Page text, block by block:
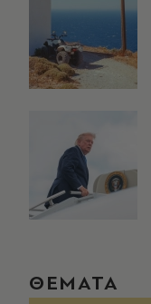
ΘΕΜΑΤΑ